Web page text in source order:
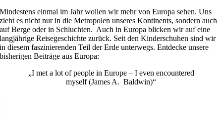
Mindestens einmal im Jahr wollen wir mehr von Europa sehen. Uns
zieht es nicht nur in die Metropolen unseres Kontinents, sondern auch
auf Berge oder in Schluchten. Auch in Europa blicken wir auf eine
langjährige Reisegeschichte zurück. Seit den Kinderschuhen sind wir
in diesem faszinierenden Teil der Erde unterwegs. Entdecke unsere
bisherigen Beiträge aus Europa:
„I met a lot of people in Europe – I even encountered
myself (James A. Baldwin)“